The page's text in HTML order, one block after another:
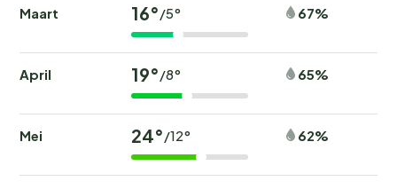
Maart 16°/5° 67%
April 19°/8° 65%
Mei 24°/12° 62%